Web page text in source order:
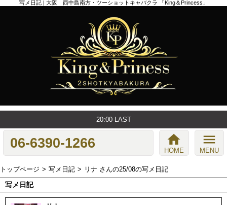
写メ日記 | 大阪 西中島南方・ツーショットキャバクラ 「King＆Princess」
20:00-LAST
06-6390-1266 home
HOME
menu
MENU
トップページ 写メ日記 リナ さんの25/08の写メ日記
写メ日記